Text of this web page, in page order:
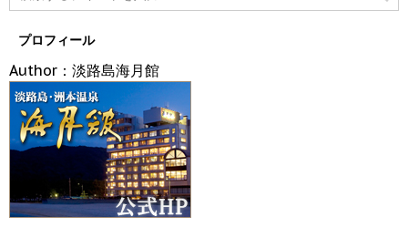
プロフィール
Author：淡路島海月館